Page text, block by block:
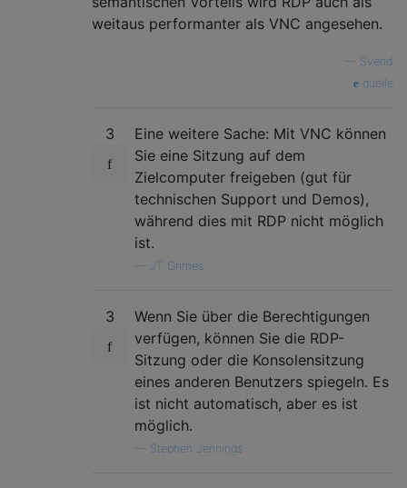
weitaus performanter als VNC angesehen.
Svend
quelle
3
Eine weitere Sache: Mit VNC können
Sie eine Sitzung auf dem
Zielcomputer freigeben (gut für
technischen Support und Demos),
während dies mit RDP nicht möglich
ist.
JT Grimes
3
Wenn Sie über die Berechtigungen
verfügen, können Sie die RDP-
Sitzung oder die Konsolensitzung
eines anderen Benutzers spiegeln. Es
ist nicht automatisch, aber es ist
möglich.
Stephen Jennings